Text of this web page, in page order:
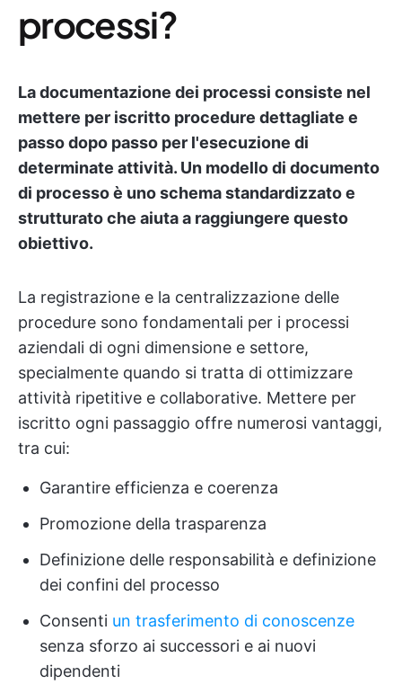
processi?
La documentazione dei processi consiste nel
mettere per iscritto procedure dettagliate e
passo dopo passo per l'esecuzione di
determinate attività. Un modello di documento
di processo è uno schema standardizzato e
strutturato che aiuta a raggiungere questo
obiettivo.
La registrazione e la centralizzazione delle
procedure sono fondamentali per i processi
aziendali di ogni dimensione e settore,
specialmente quando si tratta di ottimizzare
attività ripetitive e collaborative. Mettere per
iscritto ogni passaggio offre numerosi vantaggi,
tra cui:
Garantire efficienza e coerenza
Promozione della trasparenza
Definizione delle responsabilità e definizione
dei confini del processo
Consenti un trasferimento di conoscenze
senza sforzo ai successori e ai nuovi
dipendenti